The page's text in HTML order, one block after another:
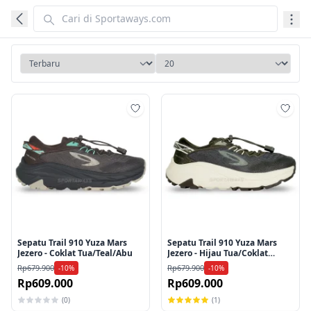
Sepatu Trail 910 Yuza Mars
Jezero - Coklat Tua/Teal/Abu
Rp679.900 -10%
Rp609.000
(0)
Sepatu Trail 910 Yuza Mars
Jezero - Hijau Tua/Coklat
Tua/Putih Tulang
Rp679.900 -10%
Rp609.000
(1)